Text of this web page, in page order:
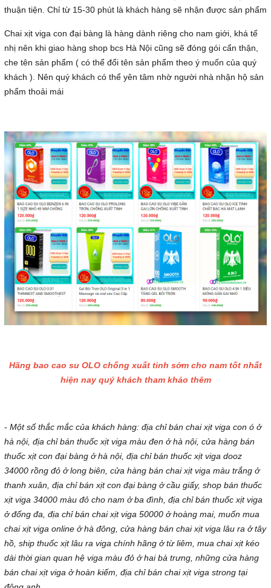
thuận tiện. Chỉ từ 15-30 phút là khách hàng sẽ nhận được sản phẩm
Chai xịt viga con đại bàng là hàng dành riêng cho nam giới, khá tế
nhị nên khi giao hàng shop bcs Hà Nội cũng sẽ đóng gói cẩn thận,
che tên sản phẩm ( có thể đổi tên sản phẩm theo ý muốn của quý
khách ). Nên quý khách có thể yên tâm nhờ người nhà nhận hộ sản
phẩm thoải mái
Hãng bao cao su OLO chống xuất tinh sớm cho nam tốt nhất
hiện nay quý khách tham khảo thêm
- Một số thắc mắc của khách hàng: địa chỉ bán chai xịt viga con ó ở
hà nội, địa chỉ bán thuốc xịt viga màu đen ở hà nội, cửa hàng bán
thuốc xịt con đại bàng ở hà nội, địa chỉ bán thuốc xịt viga dooz
34000 rồng đỏ ở long biên, cửa hàng bán chai xịt viga màu trắng ở
thanh xuân, địa chỉ bán xịt con đại bàng ở cầu giấy, shop bán thuốc
xịt viga 34000 màu đỏ cho nam ở ba đình, địa chỉ bán thuốc xịt viga
ở đống đa, địa chỉ bán chai xịt viga 50000 ở hoàng mai, muốn mua
chai xịt viga online ở hà đông, cửa hàng bán chai xịt viga lâu ra ở tây
hồ, ship thuốc xịt lâu ra viga chính hãng ở từ liêm, mua chai xịt kéo
dài thời gian quan hệ viga màu đỏ ở hai bà trưng, những cửa hàng
bán chai xịt viga ở hoàn kiếm, địa chỉ bán chai xịt viga strong tại